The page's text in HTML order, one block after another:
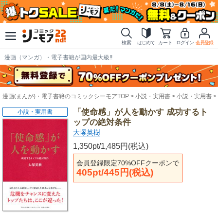
検索 はじめて カート ログイン 会員登録
漫画（マンガ）・電子書籍が国内最大級!!
漫画(まんが)・電子書籍のコミックシーモアTOP 小説・実用書 小説・実用書
「使命感」が人を動かす 成功するト
ップの絶対条件
大塚英樹
1,350pt/1,485円(税込)
会員登録限定70%OFFクーポンで
405pt/445円(税込)
小説・実用書